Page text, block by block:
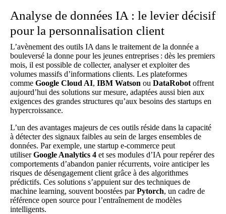
Analyse de données IA : le levier décisif
pour la personnalisation client
L’avènement des outils IA dans le traitement de la donnée a
bouleversé la donne pour les jeunes entreprises : dès les premiers
mois, il est possible de collecter, analyser et exploiter des
volumes massifs d’informations clients. Les plateformes
comme Google Cloud AI, IBM Watson ou DataRobot offrent
aujourd’hui des solutions sur mesure, adaptées aussi bien aux
exigences des grandes structures qu’aux besoins des startups en
hypercroissance.
L’un des avantages majeurs de ces outils réside dans la capacité
à détecter des signaux faibles au sein de larges ensembles de
données. Par exemple, une startup e-commerce peut
utiliserGoogle Analytics 4 et ses modules d’IA pour repérer des
comportements d’abandon panier récurrents, voire anticiper les
risques de désengagement client grâce à des algorithmes
prédictifs. Ces solutions s’appuient sur des techniques de
machine learning, souvent boostées parPytorch, un cadre de
référence open source pour l’entraînement de modèles
intelligents.